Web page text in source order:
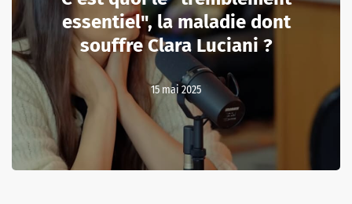
essentiel", la maladie dont
souffre Clara Luciani ?
15 mai 2025